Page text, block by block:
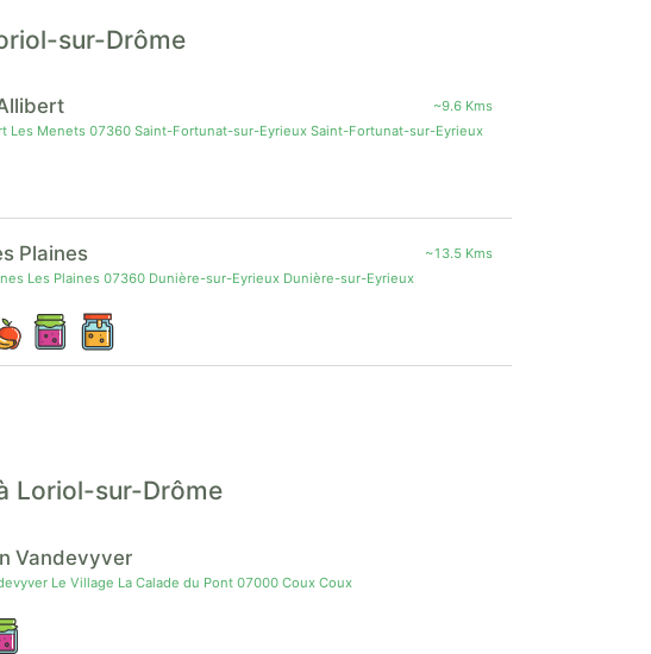
sur-Drôme
~9.6 Kms
Les Menets 07360 Saint-Fortunat-sur-Eyrieux Saint-Fortunat-sur-Eyrieux
Plaines
~13.5 Kms
Les Plaines 07360 Dunière-sur-Eyrieux Dunière-sur-Eyrieux
Loriol-sur-Drôme
Vandevyver
Le Village La Calade du Pont 07000 Coux Coux